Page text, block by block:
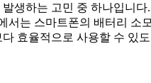
생하는 고민 중 하나입니
는 스마트폰의 배터리 소
효율적으로 사용할 수 있